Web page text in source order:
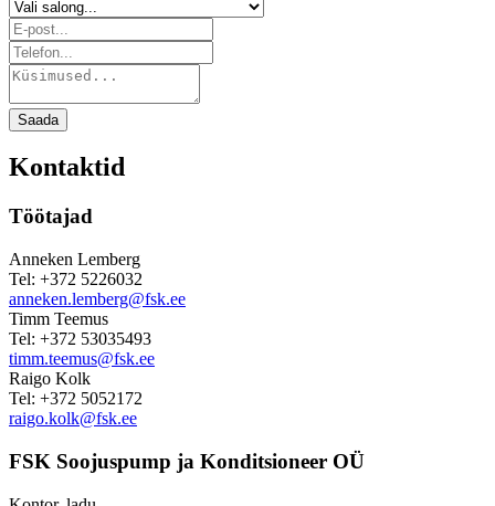
Saada
Kontaktid
Töötajad
Anneken Lemberg
Tel: +372 5226032
anneken.lemberg@fsk.ee
Timm Teemus
Tel: +372 53035493
timm.teemus@fsk.ee
Raigo Kolk
Tel: +372 5052172
raigo.kolk@fsk.ee
FSK Soojuspump ja Konditsioneer OÜ